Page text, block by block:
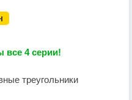
все 4 серии!
треугольники